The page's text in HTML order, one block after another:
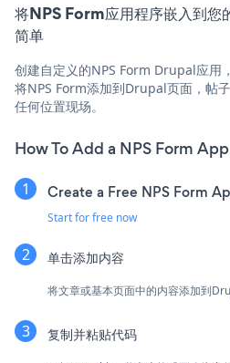
将NPS Form应用程序嵌入到
简单
创建自定义的NPS Form Drupal应用
将NPS Form添加到Drupal页面，帖
任何位置现场。
How To Add a NPS Form
Create a Free NPS Form
Start for free now
单击添加内容
将文章或基本页面中的内容添加到
复制并粘贴代码